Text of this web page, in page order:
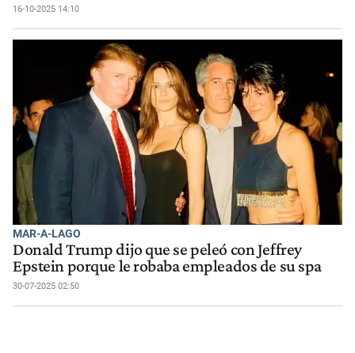
16-10-2025 14:10
MAR-A-LAGO
Donald Trump dijo que se peleó con Jeffrey
Epstein porque le robaba empleados de su spa
30-07-2025 02:50